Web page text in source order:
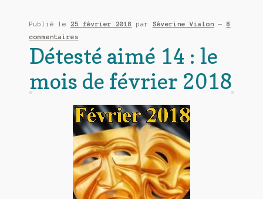
Publié le 25 février 2018 par Séverine Vialon — 8
commentaires
Détesté aimé 14 : le
mois de février 2018